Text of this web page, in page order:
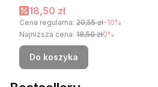
Cena promocyjna
18,50 zł
Cena regularna: 20,55 zł-10%
Najniższa cena: 18,50 zł0%
Do koszyka